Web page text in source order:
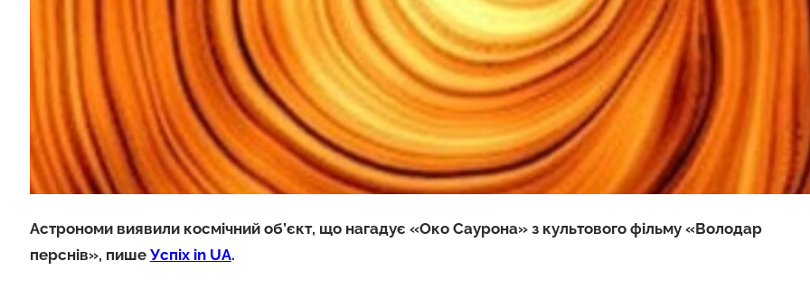
Астрономи виявили космічний об’єкт, що нагадує «Око Саурона» з культового фільму «Володар
перснів», пише Успіх in UA.